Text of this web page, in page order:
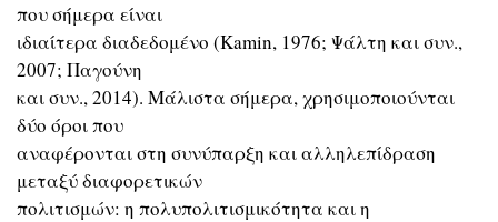
που σήμερα είναι
ιδιαίτερα διαδεδομένο (Κamin, 1976; Ψάλτη και συν.,
2007; Παγούνη
και συν., 2014). Μάλιστα σήμερα, χρησιμοποιούνται
δύο όροι που
αναφέρονται στη συνύπαρξη και αλληλεπίδραση
μεταξύ διαφορετικών
πολιτισμών: η πολυπολιτισμικότητα και η